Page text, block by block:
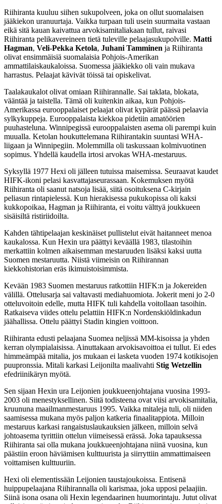
Riihiranta kuuluu siihen sukupolveen, joka on ollut suomalaisen
jääkiekon uranuurtaja. Vaikka turpaan tuli usein suurmaita vastaan
eikä sitä kauan kaivattua arvokisamitaliakaan tullut, raivasi
Riihiranta pelikavereineen tietä tuleville pelaajasukupolville. Matti
Hagman, Veli-Pekka Ketola, Juhani Tamminen ja Riihiranta
olivat ensimmäisiä suomalaisia Pohjois-Amerikan
ammattilaiskaukaloissa. Suomessa jääkiekko oli vain mukava
harrastus. Pelaajat kävivät töissä tai opiskelivat.
Taalakaukalot olivat omiaan Riihirannalle. Sai taklata, blokata,
vääntää ja taistella. Tämä oli kuitenkin aikaa, kun Pohjois-
Amerikassa eurooppalaiset pelaajat olivat kypärät päässä pelaavia
sylkykuppeja. Eurooppalaista kiekkoa pidetiin amatöörien
puuhasteluna. Winnipegissä eurooppalaisten asema oli parempi kuin
muualla. Ketolan houkuttelemana Riihirantakin suuntasi WHA-
liigaan ja Winnipegiin. Molemmilla oli taskussaan kolmivuotinen
sopimus. Yhdellä kaudella irtosi arvokas WHA-mestaruus.
Syksyllä 1977 Hexi oli jälleen tutuissa maisemissa. Seuraavat kaudet
HIFK-ikoni pelasi kasvattajaseurassaan. Kokemuksen myötä
Riihiranta oli saanut natsoja lisää, siitä osoituksena C-kirjain
peliasun rintapielessä. Kun hierakisessa pukukopissa oli kaksi
kukkopoikaa, Hagman ja Riihiranta, ei voitu välttyä joukkueen
sisäisiltä ristiriidoilta.
Kahden tähtipelaajan keskinäiset pullistelut eivät haitanneet menoa
kaukalossa. Kun Hexin ura päättyi keväällä 1983, tilastoihin
merkattiin kolmen aikaisemman mestaruuden lisäksi kaksi uutta
Suomen mestaruutta. Niistä viimeisin on Riihirannan
kiekkohistorian eräs ikimuistoisimmista.
Kevään 1983 Suomen mestaruus ratkottiin HIFK:n ja Jokereiden
välillä. Ottelusarja sai valtavasti mediahuomiota. Jokerit meni jo 2-0
otteluvoitoin edelle, mutta HIFK tuli kahdella voitollaan tasoihin.
Ratkaiseva viides ottelu pelattiin HIFK:n Nordenskiöldinkadun
jäähallissa. Ottelu päättyi Stadin kingien voittoon.
Riihiranta edusti pelaajana Suomea neljissä MM-kisoissa ja yhden
kerran olympialaisissa. Ainuttakaan arvokisavoittoa ei tullut. Ei edes
himmeämpää mitalia, jos mukaan ei lasketa vuoden 1974 kotikisojen
puupronssia. Mitali karkasi Leijonilta maalivahti Stig Wetzellin
efedriinikäryn myötä.
Sen sijaan Hexin ura Leijonien joukkueenjohtajana vuosina 1993-
2003 oli menestyksellinen. Siitä todisteena ovat viisi arvokisamitalia,
kruununa maailmanmestaruus 1995. Vaikka mitaleja tuli, oli niiden
saamisessa mukana myös paljon katkeria finaalitappiota. Milloin
mestaruus karkasi rangaistuslaukauksien jälkeen, milloin selvä
johtoasema tyrittiin ottelun viimeisessä erässä. Joka tapauksessa
Riihiranta sai olla mukana joukkueenjohtajana niinä vuosina, kun
päästiin eroon häviämisen kulttuurista ja siirryttiin ammattimaiseen
voittamisen kulttuuriin.
Hexi oli elementissään Leijonien taustajoukoissa. Entisenä
huippupelaajana Riihirannalla oli karismaa, joka upposi pelaajiin.
Siinä isona osana oli Hexin legendaarinen huumorintaju. Jutut olivat